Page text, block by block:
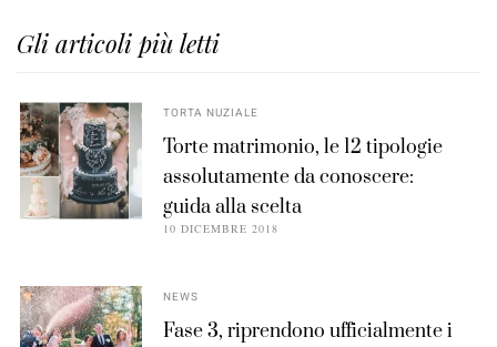
Gli articoli più letti
TORTA NUZIALE
Torte matrimonio, le 12 tipologie
assolutamente da conoscere:
guida alla scelta
10 DICEMBRE 2018
NEWS
Fase 3, riprendono ufficialmente i